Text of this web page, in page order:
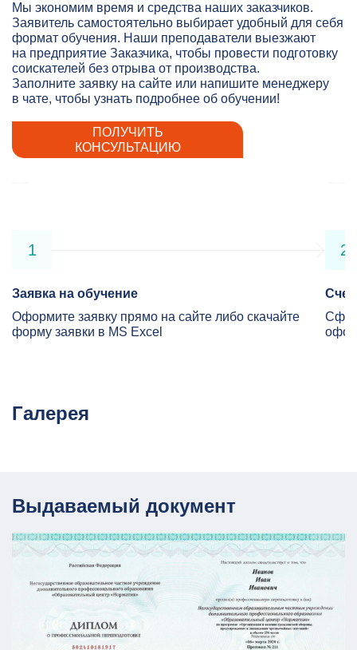
Мы экономим время и средства наших заказчиков.
Заявитель самостоятельно выбирает удобный для себя
формат обучения. Наши преподаватели выезжают
на предприятие Заказчика, чтобы провести подготовку
соискателей без отрыва от производства.
Заполните заявку на сайте или напишите менеджеру
в чате, чтобы узнать подробнее об обучении!
ПОЛУЧИТЬ
КОНСУЛЬТАЦИЮ
1
Заявка на обучение
Оформите заявку прямо на сайте либо скачайте
форму заявки в MS Excel
2
Галерея
Выдаваемый документ